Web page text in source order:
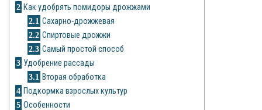
Рецепты
О сайте
2 Как удобрять помидоры дрожжами
2.1 Сахарно-дрожжевая
2.2 Спиртовые дрожжи
2.3 Самый простой способ
3 Удобрение рассады
3.1 Вторая обработка
4 Подкормка взрослых культур
5 Особенности